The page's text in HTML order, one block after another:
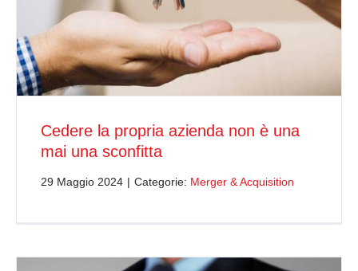
Cedere la propria azienda non è una
mai una sconfitta
29 Maggio 2024 | Categorie: Merger & Acquisition